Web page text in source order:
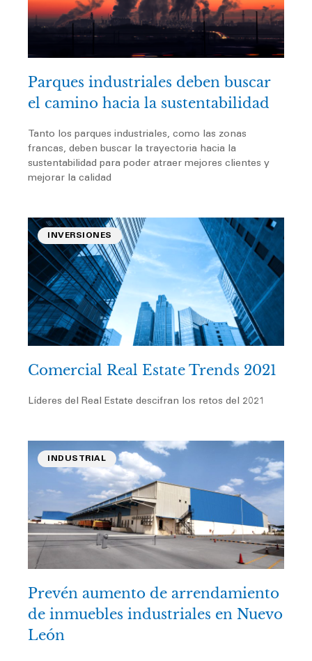
Parques industriales deben buscar
el camino hacia la sustentabilidad
Tanto los parques industriales, como las zonas
francas, deben buscar la trayectoria hacia la
sustentabilidad para poder atraer mejores clientes y
mejorar la calidad
INVERSIONES
Comercial Real Estate Trends 2021
Líderes del Real Estate descifran los retos del 2021
INDUSTRIAL
Prevén aumento de arrendamiento
de inmuebles industriales en Nuevo
León
a
e
a
e e e
a
e